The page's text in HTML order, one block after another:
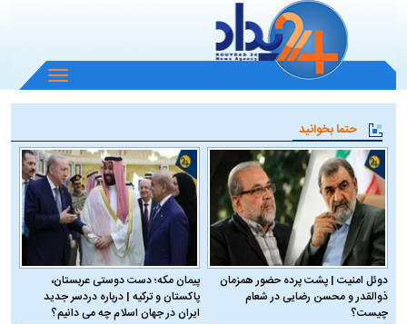
باز
و
منو
حتما بخوانید
دوئل امنیت | پشت پرده حضور همزمان
ذوالقدر و محسن رضایی در شعام
چیست؟
پیمان مکه؛ دست دوستی عربستان،
پاکستان و ترکیه | درباره دردسر جدید
ایران در جهان اسلام چه می دانیم؟